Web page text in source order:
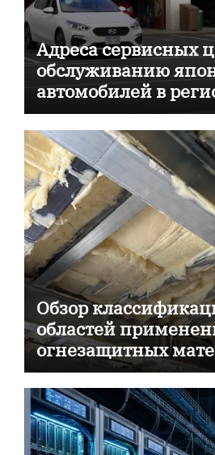
Адреса сервисных
обслуживанию
автомобилей в
Обзор
областей
огнезащитных
пассивной
защиты